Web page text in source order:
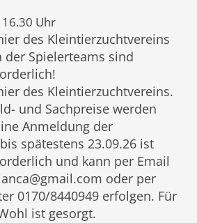
16.30 Uhr
des Kleintierzuchtvereins
der Spielerteams sind
des Kleintierzuchtvereins.
und Sachpreise werden
Anmeldung der
spätestens 23.09.26 ist
und kann per Email
oder per
0170/8440949 erfolgen. Für
ist gesorgt.